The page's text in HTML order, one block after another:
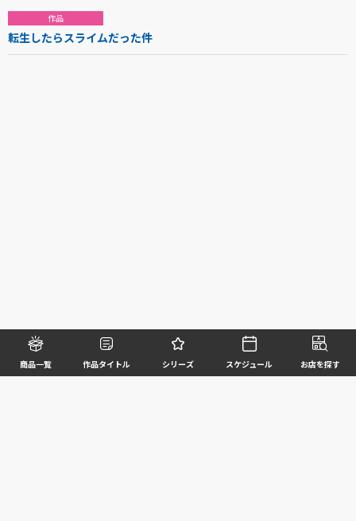
商品一覧 作品タイトル シリーズ スケジュール お店を探す
作品
転生したらスライムだった件